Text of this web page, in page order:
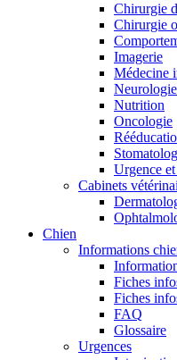
Chirurgie
Chirurgie
Imagerie
Médecine
Neurologie
Nutrition
Oncologie
Urgence
Cabinets
Chien
Informations
Fiches
Fiches
FAQ
Glossaire
Urgences